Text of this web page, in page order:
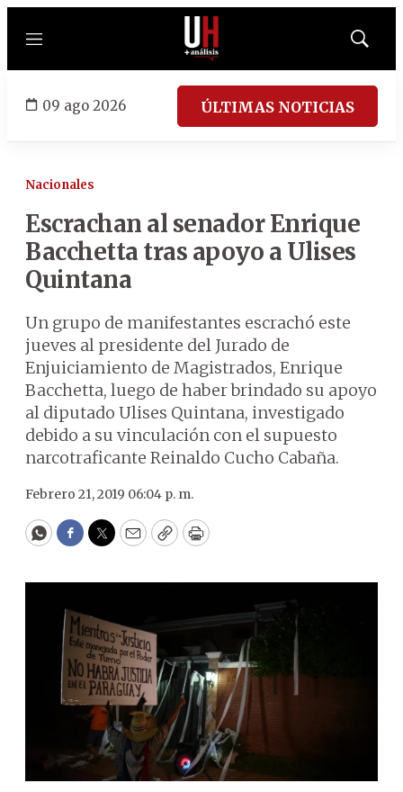
Menú
Mostrar
09 ago 2026 ÚLTIMAS NOTICIAS
Nacionales
Escrachan al senador Enrique
Bacchetta tras apoyo a Ulises
Quintana
Un grupo de manifestantes escrachó este
jueves al presidente del Jurado de
Enjuiciamiento de Magistrados, Enrique
Bacchetta, luego de haber brindado su apoyo
al diputado Ulises Quintana, investigado
debido a su vinculación con el supuesto
narcotraficante Reinaldo Cucho Cabaña.
Febrero 21, 2019 06:04 p. m.
WhatsApp
Facebook
Twitter
EmailCopyPrint